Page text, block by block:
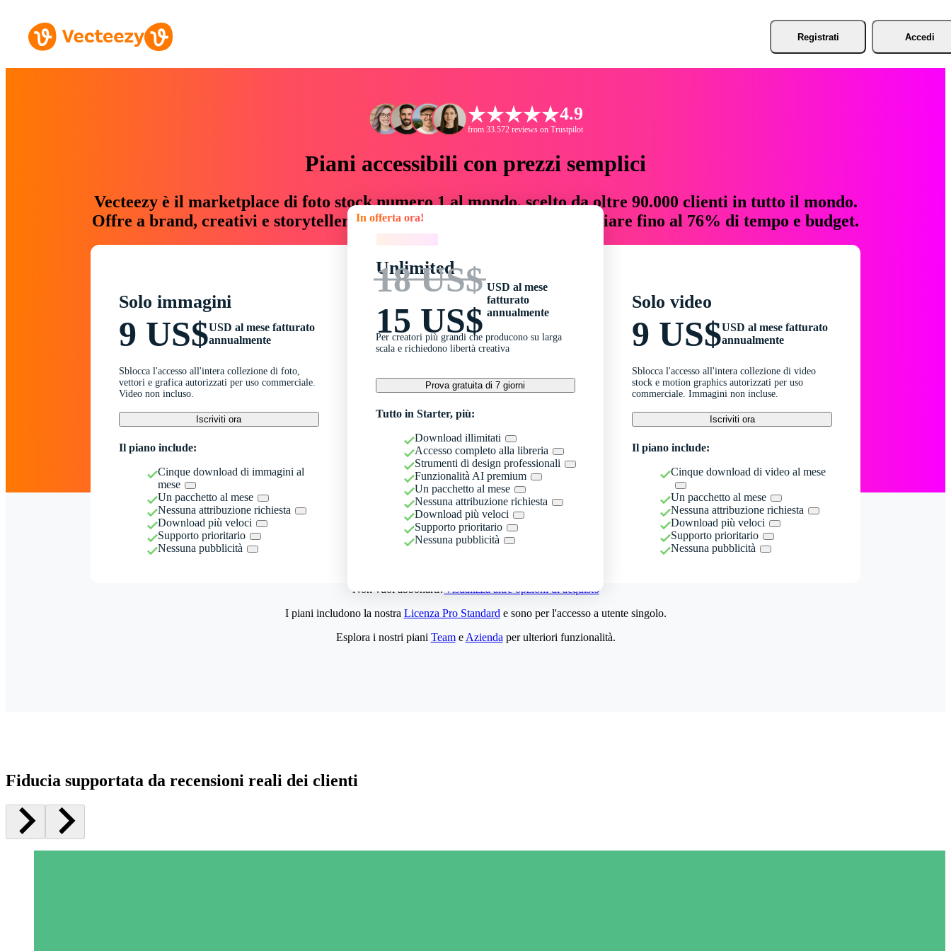
Registrati Accedi
4.9
from 33.572 reviews on Trustpilot
Piani accessibili con prezzi semplici
Vecteezy è il marketplace di foto stock numero 1 al mondo, scelto da oltre 90.000 clienti in tutto il mondo.
Offre a brand, creativi e storyteller risorse creative che fanno risparmiare fino al 76% di tempo e budget.
Solo immagini
9 US$USD al mese fatturato
annualmente
Sblocca l'accesso all'intera collezione di foto,
vettori e grafica autorizzati per uso commerciale.
Video non incluso.
Iscriviti ora
Il piano include:
Cinque download di immagini al
mese
Un pacchetto al mese
Nessuna attribuzione richiesta
Download più veloci
Supporto prioritario
Nessuna pubblicità
In offerta ora!
Unlimited
18 US$
15 US$
USD al mese
fatturato
annualmente
Per creatori più grandi che producono su larga
scala e richiedono libertà creativa
Prova gratuita di 7 giorni
Tutto in Starter, più:
Download illimitati
Accesso completo alla libreria
Strumenti di design professionali
Funzionalità AI premium
Un pacchetto al mese
Nessuna attribuzione richiesta
Download più veloci
Supporto prioritario
Nessuna pubblicità
Solo video
9 US$USD al mese fatturato
annualmente
Sblocca l'accesso all'intera collezione di video
stock e motion graphics autorizzati per uso
commerciale. Immagini non incluse.
Iscriviti ora
Il piano include:
Cinque download di video al mese
Un pacchetto al mese
Nessuna attribuzione richiesta
Download più veloci
Supporto prioritario
Nessuna pubblicità
Non vuoi abbonarti?Visualizza altre opzioni di acquisto
I piani includono la nostra Licenza Pro Standard e sono per l'accesso a utente singolo.
Esplora i nostri piani Teame Azienda per ulteriori funzionalità.
Fiducia supportata da recensioni reali dei clienti